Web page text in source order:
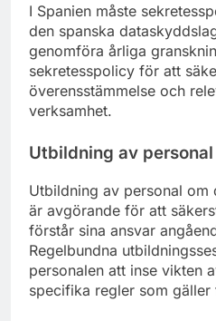
I Spanien måste
den spanska
genomföra årliga
sekretesspolicy för att
överensstämmelse och
verksamhet.
Utbildning av
Utbildning av personal om
är avgörande för att
förstår sina ansvar
Regelbundna
personalen att inse vikten
specifika regler som